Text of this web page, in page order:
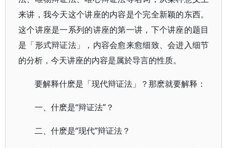
来讲，我今天这个讲座的内容是个完全新颖的东西。
这个讲座是一系列的讲座的第一讲，下个讲座的题目
是「形式辩证法」，内容会愈来愈细致、会进入细节
的分析，今天讲座的内容是属於导言的性质。
要解释什麽是「现代辩证法」？那麽就要解释：
一、什麽是“辩证法”？
二、什麽是“现代”辩证法？